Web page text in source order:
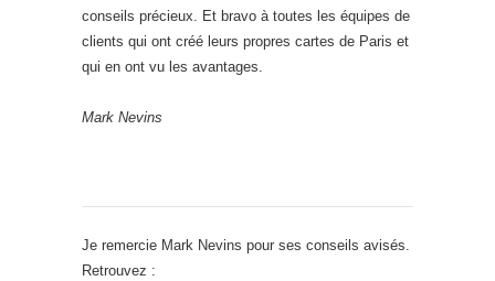
conseils précieux. Et bravo à toutes les équipes de
clients qui ont créé leurs propres cartes de Paris et
qui en ont vu les avantages.
Mark Nevins
Je remercie Mark Nevins pour ses conseils avisés.
Retrouvez :